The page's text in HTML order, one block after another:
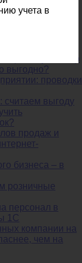
состав и
учитывать
Бухгалтер
выгодно?
проводки
считаем выгоду
продаж и
бизнеса – в
розничные
персонал в
1С
компании на
чем на
учета в